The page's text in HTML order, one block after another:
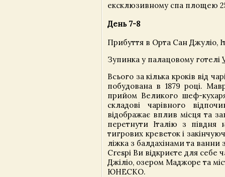
ексклюзивному спа площею
День 7-8
Прибуття в Орта Сан Джуліо,
Зупинка у палацовому готелі
Всього за кілька кроків від
побудована в 1879 році.
прийом Великого шеф-
складові чарівного
відображає вплив місця та
перетнути Італію з
тигрових креветок і
ліжка з балдахінами та
Crespi Ви відкриєте для себе
Джіліо, озером Маджоре та
ЮНЕСКО.